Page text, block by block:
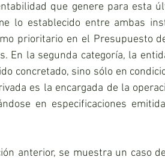
que genere para esta
lo establecido entre ambas
prioritario en el Presupuesto
En la segunda categoría, la
concretado, sino sólo en
es la encargada de la
en especificaciones
anterior, se muestra un caso